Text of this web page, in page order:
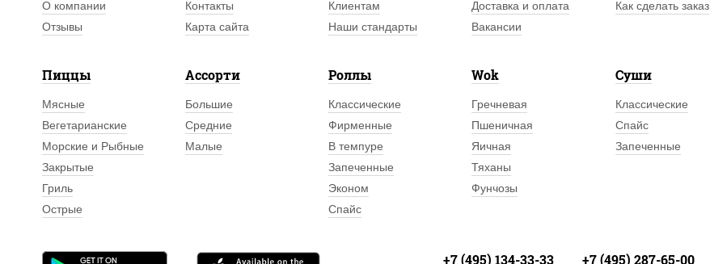
О компании Контакты Клиентам Доставка и оплата Как сделать заказ
Отзывы
Карта сайта Наши стандарты Вакансии
Пиццы
Мясные
Вегетарианские
Морские и Рыбные
Закрытые
Гриль
Острые
Ассорти
Большие
Средние
Малые
Роллы
Классические
Фирменные
В темпуре
Запеченные
Эконом
Спайс
Wok
Гречневая
Пшеничная
Яичная
Тяханы
Фунчозы
Суши
Классические
Спайс
Запеченные
+7 (495) 134-33-33 +7 (495) 287-65-00